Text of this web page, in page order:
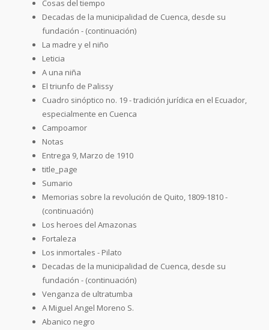
Cosas del tiempo
Decadas de la municipalidad de Cuenca, desde su
fundación - (continuación)
La madre y el niño
Leticia
A una niña
El triunfo de Palissy
Cuadro sinóptico no. 19 - tradición jurídica en el Ecuador,
especialmente en Cuenca
Campoamor
Notas
Entrega 9, Marzo de 1910
title_page
Sumario
Memorias sobre la revolución de Quito, 1809-1810 -
(continuación)
Los heroes del Amazonas
Fortaleza
Los inmortales - Pilato
Decadas de la municipalidad de Cuenca, desde su
fundación - (continuación)
Venganza de ultratumba
A Miguel Angel Moreno S.
Abanico negro